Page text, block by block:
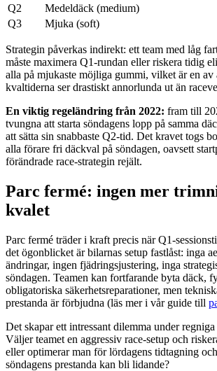
Q2
Medeldäck (medium)
Q3
Mjuka (soft)
Strategin påverkas indirekt: ett team med låg
måste maximera Q1-rundan eller riskera tidig
alla på mjukaste möjliga gummi, vilket är en
kvaltiderna ser drastiskt annorlunda ut än
En viktig regeländring från 2022: fram till
tvungna att starta söndagens lopp på samma
att sätta sin snabbaste Q2-tid. Det kravet togs
alla förare fri däckval på söndagen, oavsett
förändrade race-strategin rejält.
Parc fermé: ingen mer
kvalet
Parc fermé träder i kraft precis när Q1-
det ögonblicket är bilarnas setup fastlåst: inga
ändringar, ingen fjädringsjustering, inga
söndagen. Teamen kan fortfarande byta däck,
obligatoriska säkerhetsreparationer, men
prestanda är förbjudna (läs mer i vår guide till
Det skapar ett intressant dilemma under
Väljer teamet en aggressiv race-setup och
eller optimerar man för lördagens tidtagning
söndagens prestanda kan bli lidande?